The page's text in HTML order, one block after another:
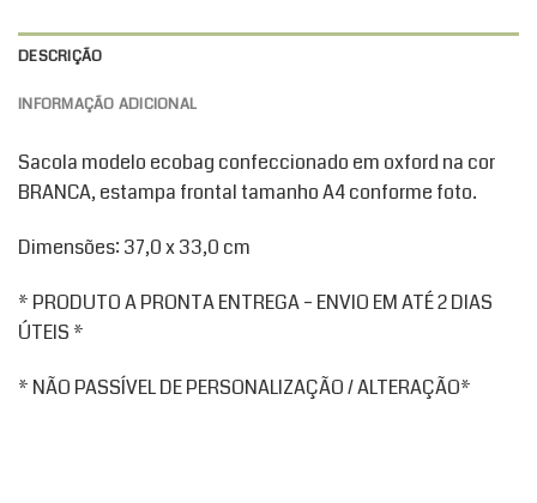
DESCRIÇÃO
INFORMAÇÃO ADICIONAL
Sacola modelo ecobag confeccionado em oxford na cor
BRANCA, estampa frontal tamanho A4 conforme foto.
Dimensões: 37,0 x 33,0 cm
* PRODUTO A PRONTA ENTREGA – ENVIO EM ATÉ 2 DIAS
ÚTEIS *
* NÃO PASSÍVEL DE PERSONALIZAÇÃO / ALTERAÇÃO*